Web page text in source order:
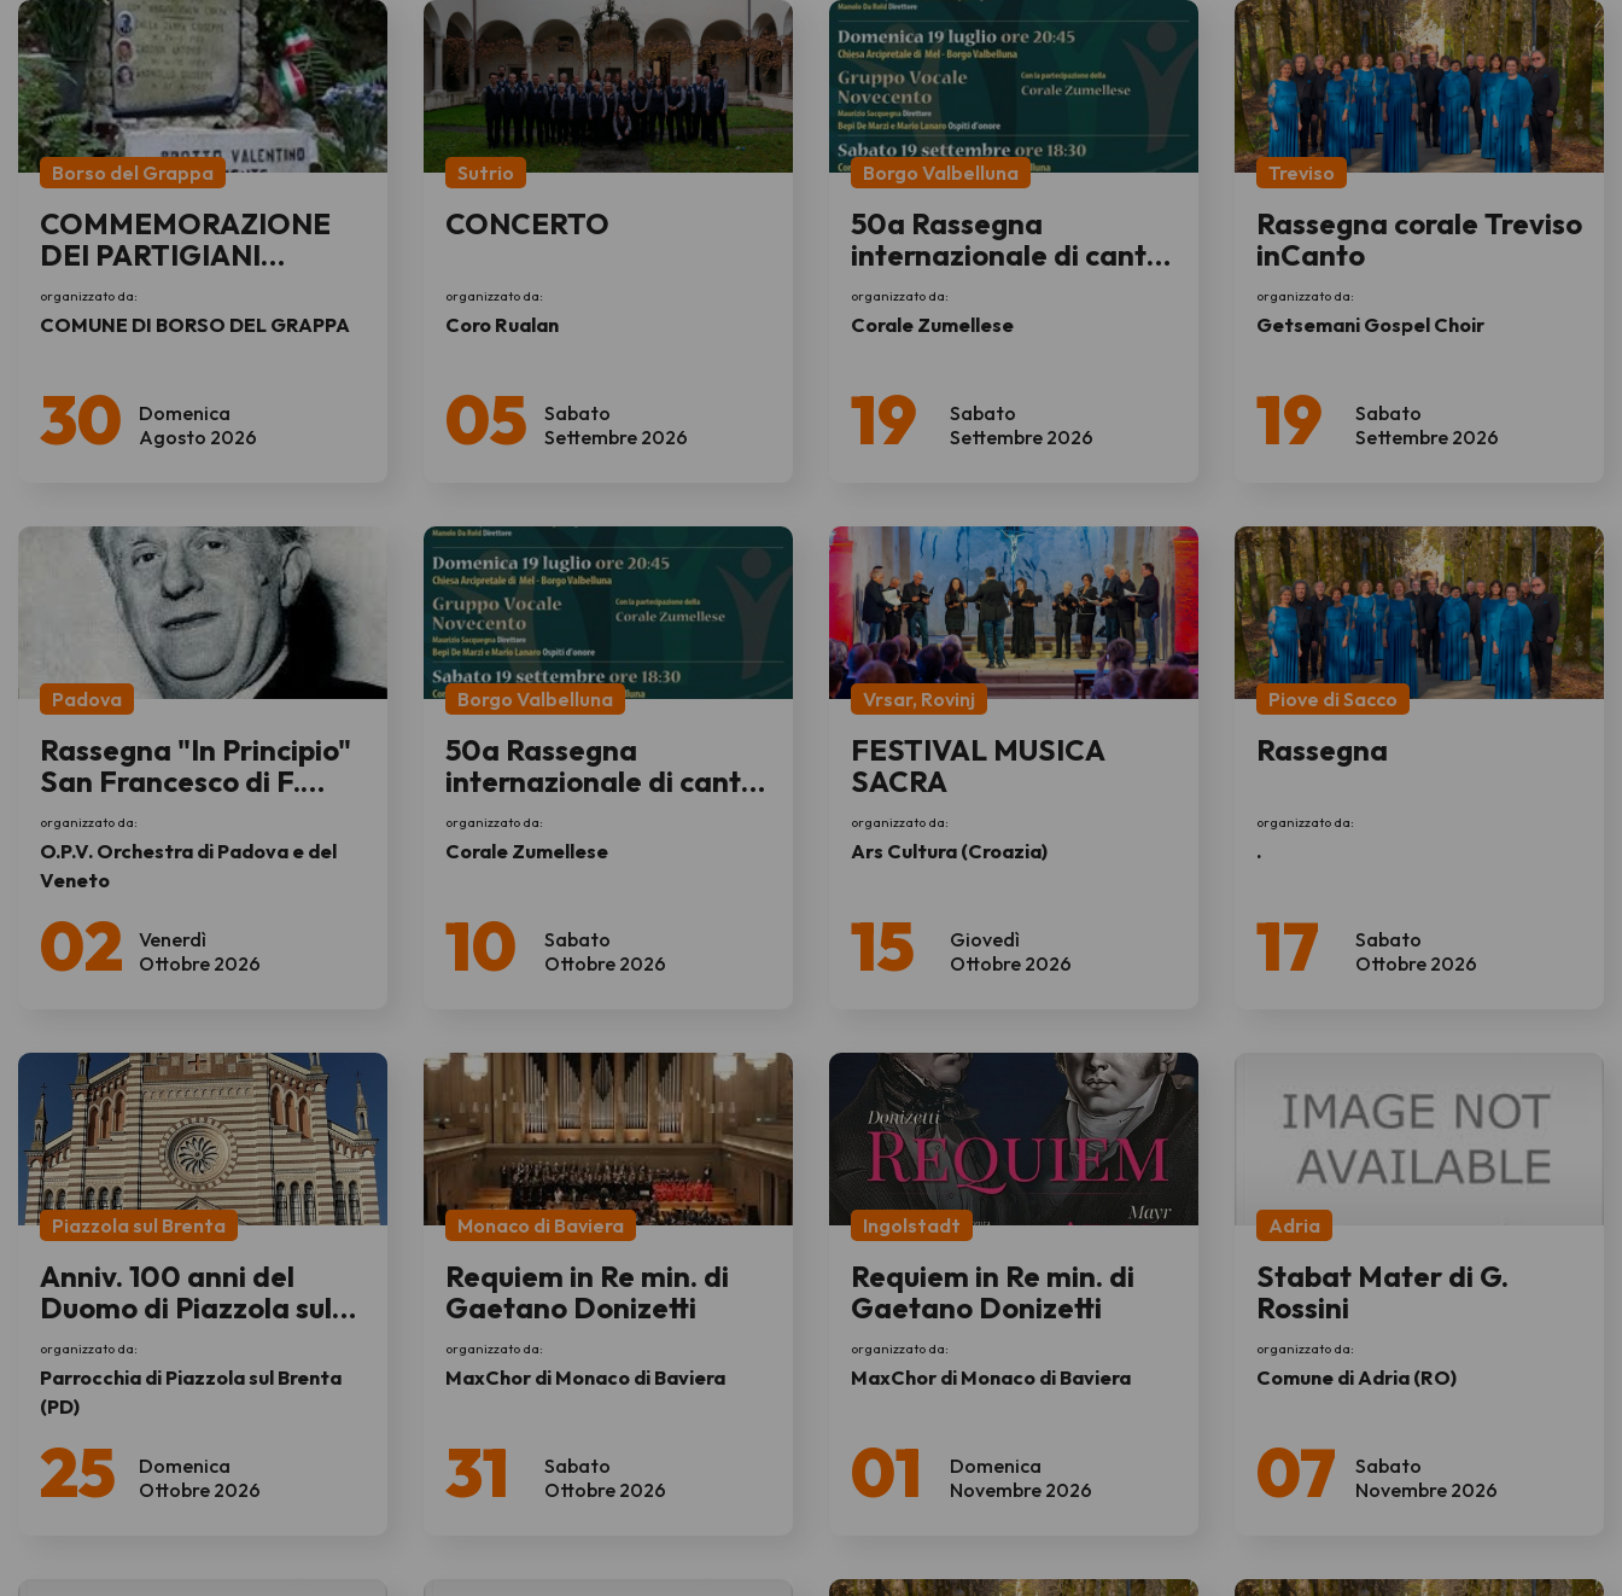
Domenica
30 Agosto 2026
Borso del Grappa
COMMEMORAZIONE
DEI PARTIGIANI
CADUTI NEL
RASTRELLAMENTO
organizzato da:
COMUNE DI BORSO DEL GRAPPA
Sabato
05 Settembre 2026
Sutrio
CONCERTO
organizzato da:
Coro Rualan
Sabato
19 Settembre 2026
Borgo Valbelluna
50a Rassegna
internazionale di canto
corale
organizzato da:
Corale Zumellese
Sabato
19 Settembre 2026
Treviso
Rassegna corale Treviso
inCanto
organizzato da:
Getsemani Gospel Choir
Venerdì
02 Ottobre 2026
Padova
Rassegna "In Principio"
San Francesco di F.
Malipiero
organizzato da:
O.P.V. Orchestra di Padova e del
Veneto
Sabato
10 Ottobre 2026
Borgo Valbelluna
50a Rassegna
internazionale di canto
corale
organizzato da:
Corale Zumellese
Giovedì
15 Ottobre 2026
Vrsar, Rovinj
FESTIVAL MUSICA
SACRA
organizzato da:
Ars Cultura (Croazia)
Sabato
17 Ottobre 2026
Piove di Sacco
Rassegna
organizzato da:
.
Domenica
25 Ottobre 2026
Piazzola sul Brenta
Anniv. 100 anni del
Duomo di Piazzola sul
Brenta
organizzato da:
Parrocchia di Piazzola sul Brenta
(PD)
Sabato
31 Ottobre 2026
Monaco di Baviera
Requiem in Re min. di
Gaetano Donizetti
organizzato da:
MaxChor di Monaco di Baviera
Domenica
01 Novembre 2026
Ingolstadt
Requiem in Re min. di
Gaetano Donizetti
organizzato da:
MaxChor di Monaco di Baviera
Sabato
07 Novembre 2026
Adria
Stabat Mater di G.
Rossini
organizzato da:
Comune di Adria (RO)